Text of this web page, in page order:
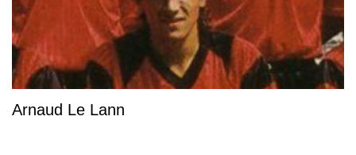
Arnaud Le Lann